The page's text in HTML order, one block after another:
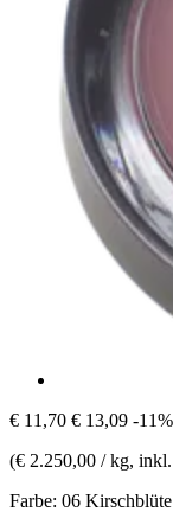
€ 11,70 € 13,09 -11%
(€ 2.250,00 / kg,
Farbe: 06 Kirschblüte